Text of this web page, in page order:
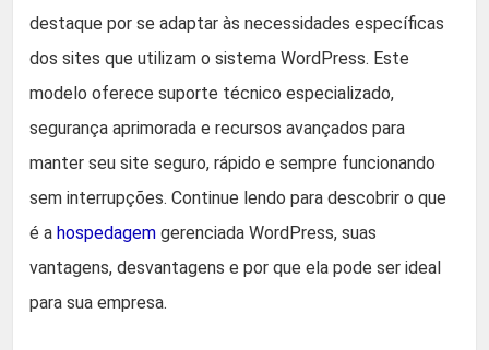
destaque por se adaptar às necessidades específicas
dos sites que utilizam o sistema WordPress. Este
modelo oferece suporte técnico especializado,
segurança aprimorada e recursos avançados para
manter seu site seguro, rápido e sempre funcionando
sem interrupções. Continue lendo para descobrir o que
é a hospedagem gerenciada WordPress, suas
vantagens, desvantagens e por que ela pode ser ideal
para sua empresa.